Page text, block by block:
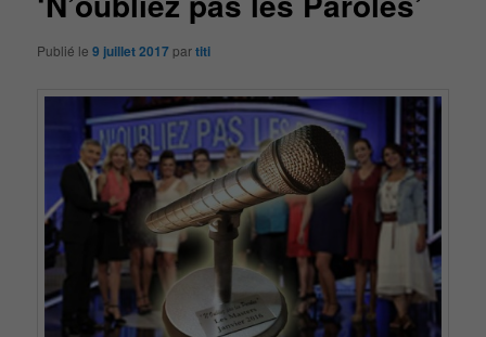
Publié le9 juillet 2017 partiti